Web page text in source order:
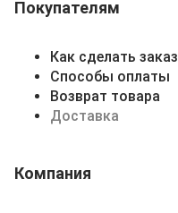
Покупателям
Как сделать заказ
Способы оплаты
Возврат товара
Доставка
Компания